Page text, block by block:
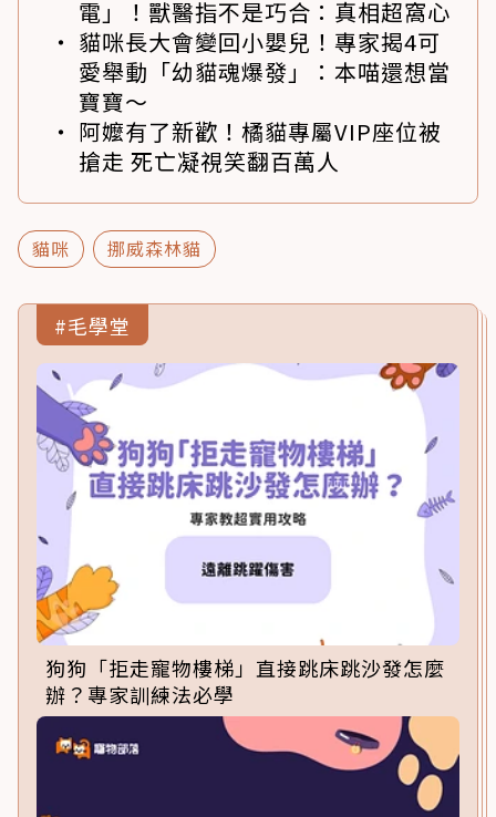
電」！獸醫指不是巧合：真相超窩心
貓咪長大會變回小嬰兒！專家揭4可
愛舉動「幼貓魂爆發」：本喵還想當
寶寶～
阿嬤有了新歡！橘貓專屬VIP座位被
搶走 死亡凝視笑翻百萬人
貓咪 挪威森林貓
#毛學堂
狗狗「拒走寵物樓梯」直接跳床跳沙發怎麼
辦？專家訓練法必學